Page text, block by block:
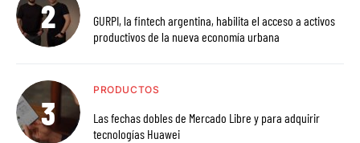
GURPI, la fintech argentina, habilita el acceso a activos
productivos de la nueva economía urbana
PRODUCTOS
Las fechas dobles de Mercado Libre y para adquirir
tecnologías Huawei